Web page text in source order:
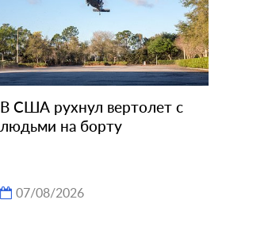
В США рухнул вертолет с
людьми на борту
07/08/2026